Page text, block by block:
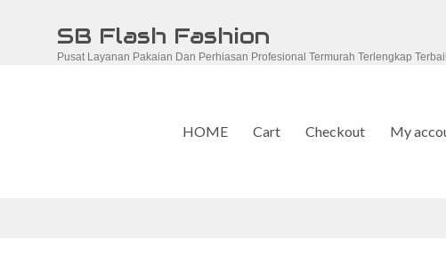
SB Flash Fashion
Pusat Layanan Pakaian Dan Perhiasan Profesional Termurah Terlengkap
HOME Cart Checkout My